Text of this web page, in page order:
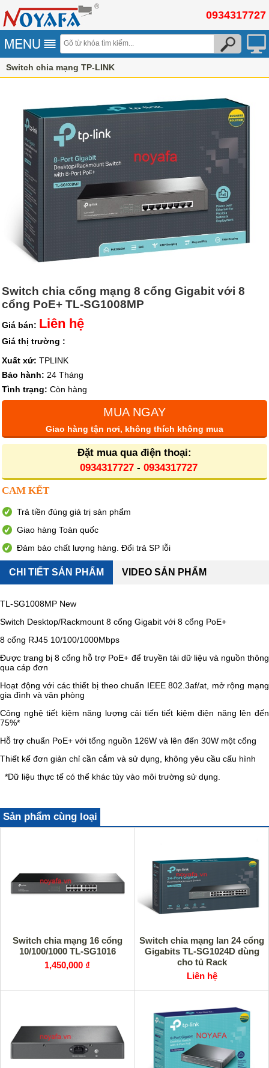
0934317727
Switch chia mạng TP-LINK
Switch chia cổng mạng 8 cổng Gigabit với 8
cổng PoE+ TL-SG1008MP
Giá bán: Liên hệ
Giá thị trường :
Xuất xứ: TPLINK
Bảo hành: 24 Tháng
Tình trạng: Còn hàng
MUA NGAY
Giao hàng tận nơi, không thích không mua
Đặt mua qua điện thoại:
0934317727- 0934317727
CAM KẾT
Trả tiền đúng giá trị sản phẩm
Giao hàng Toàn quốc
Đảm bảo chất lượng hàng. Đổi trả SP lỗi
CHI TIẾT SẢN PHẨM VIDEO SẢN PHẨM
TL-SG1008MP New
Switch Desktop/Rackmount 8 cổng Gigabit với 8 cổng PoE+
8 cổng RJ45 10/100/1000Mbps
Được trang bị 8 cổng hỗ trợ PoE+ để truyền tải dữ liệu và nguồn thông
qua cáp đơn
Hoạt động với các thiết bị theo chuẩn IEEE 802.3af/at, mở rộng mạng
gia đình và văn phòng
Công nghệ tiết kiệm năng lượng cải tiến tiết kiệm điện năng lên đến
75%*
Hỗ trợ chuẩn PoE+ với tổng nguồn 126W và lên đến 30W một cổng
Thiết kế đơn giản chỉ cần cắm và sử dụng, không yêu cầu cấu hình
*Dữ liệu thực tế có thể khác tùy vào môi trường sử dụng.
Sản phẩm cùng loại
Switch chia mạng 16 cổng
10/100/1000 TL-SG1016
1,450,000 ₫
Switch chia mạng lan 24 cổng
Gigabits TL-SG1024D dùng
cho tủ Rack
Liên hệ